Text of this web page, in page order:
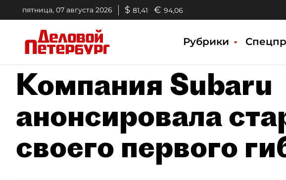
пятница, 07 августа 2026 $ 81,41 € 94,06
Рубрики
Компания Subaru
анонсировала
своего первого